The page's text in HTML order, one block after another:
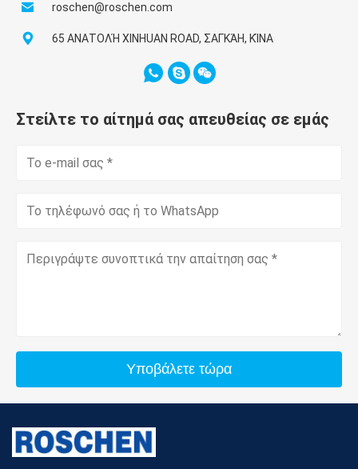
roschen@roschen.com
65 ΑΝΑΤΟΛΉ XINHUAN ROAD, ΣΑΓΚΆΗ, ΚΊΝΑ
Στείλτε το αίτημά σας απευθείας σε εμάς
Υποβάλετε τώρα